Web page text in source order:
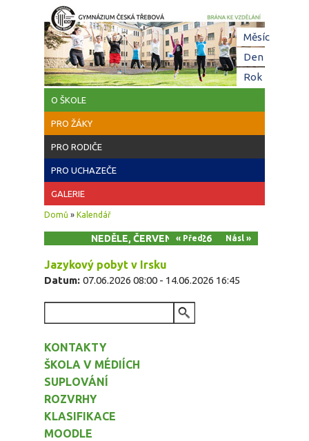
Přejít k hlavnímu obsahu
O ŠKOLE
PRO ŽÁKY
PRO RODIČE
PRO UCHAZEČE
GALERIE
Jste zde
Domů » Kalendář
NEDĚLE, ČERVEN 14, 2026
« Před Násl »
Jazykový pobyt v Irsku
Datum: 07.06.2026 08:00 - 14.06.2026 16:45
KONTAKTY
ŠKOLA V MÉDIÍCH
SUPLOVÁNÍ
ROZVRHY
KLASIFIKACE
MOODLE
Měsíc
Den(aktivní
Rok